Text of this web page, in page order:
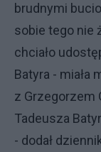
brudnymi
sobie tego nie
chciało
Batyra - miała
z Grzegorzem
Tadeusza
- dodał